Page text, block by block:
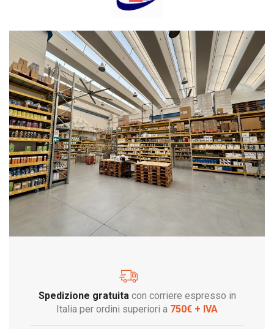
Spedizione gratuitacon corriere espresso in
Italia per ordini superiori a 750€ + IVA